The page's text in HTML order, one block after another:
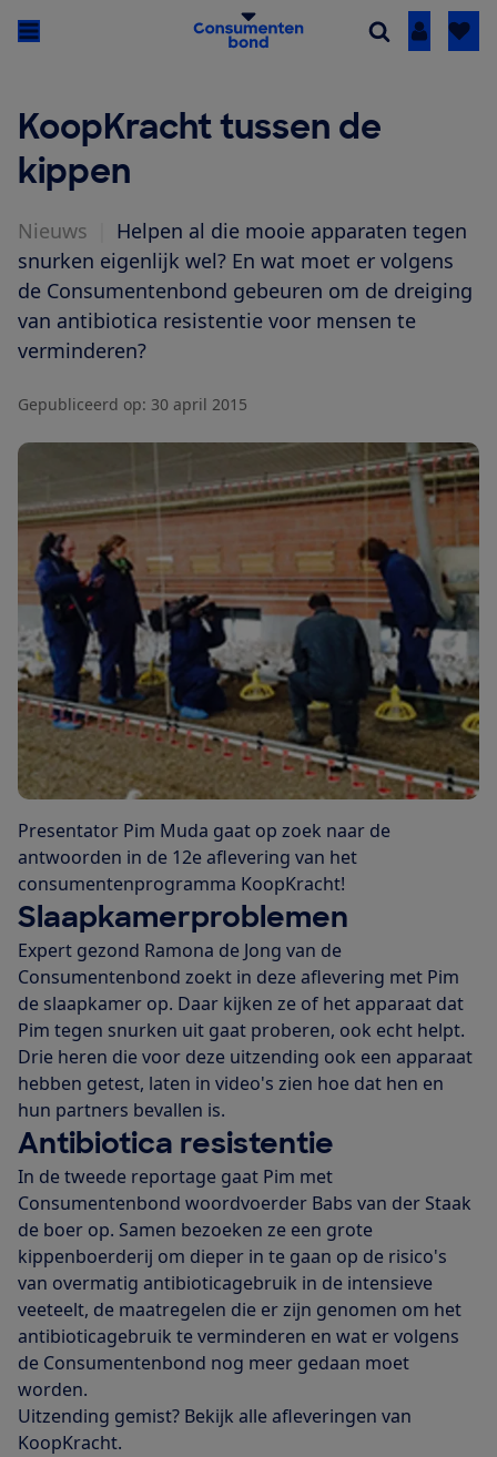
Inloggen
KoopKracht tussen de
kippen
Nieuws
Helpen al die mooie apparaten tegen
snurken eigenlijk wel? En wat moet er volgens
de Consumentenbond gebeuren om de dreiging
van antibiotica resistentie voor mensen te
verminderen?
Gepubliceerd op: 30 april 2015
Presentator Pim Muda gaat op zoek naar de
antwoorden in de 12e aflevering van het
consumentenprogramma KoopKracht!
Slaapkamerproblemen
Expert gezond Ramona de Jong van de
Consumentenbond zoekt in deze aflevering met Pim
de slaapkamer op. Daar kijken ze of het apparaat dat
Pim tegen snurken uit gaat proberen, ook echt helpt.
Drie heren die voor deze uitzending ook een apparaat
hebben getest, laten in video's zien hoe dat hen en
hun partners bevallen is.
Antibiotica resistentie
In de tweede reportage gaat Pim met
Consumentenbond woordvoerder Babs van der Staak
de boer op. Samen bezoeken ze een grote
kippenboerderij om dieper in te gaan op de risico's
van overmatig antibioticagebruik in de intensieve
veeteelt, de maatregelen die er zijn genomen om het
antibioticagebruik te verminderen en wat er volgens
de Consumentenbond nog meer gedaan moet
worden.
Uitzending gemist? Bekijk alle afleveringen van
KoopKracht.